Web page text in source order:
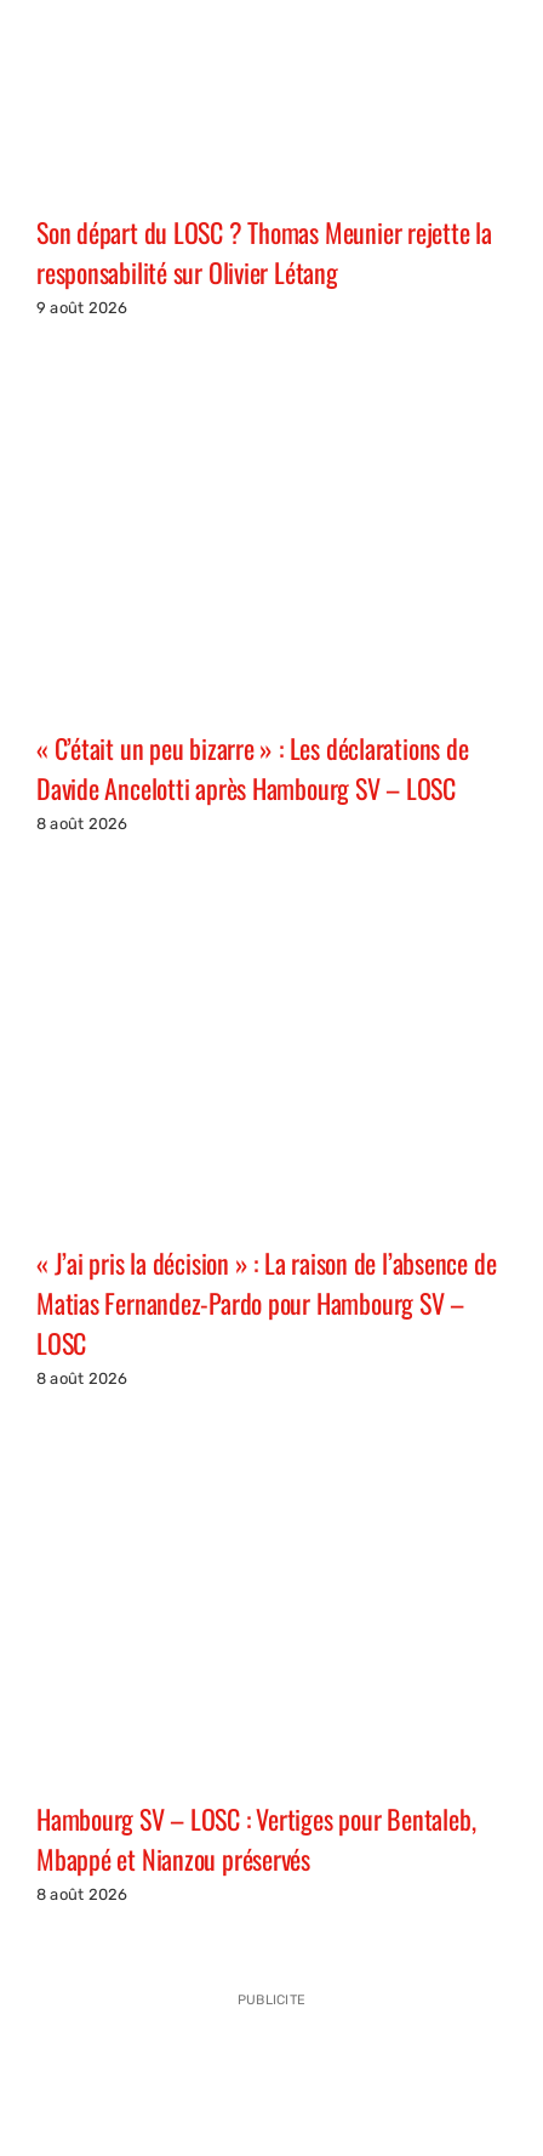
Son départ du LOSC ? Thomas Meunier rejette la
responsabilité sur Olivier Létang
9 août 2026
« C’était un peu bizarre » : Les déclarations de
Davide Ancelotti après Hambourg SV – LOSC
8 août 2026
« J’ai pris la décision » : La raison de l’absence de
Matias Fernandez-Pardo pour Hambourg SV –
LOSC
8 août 2026
Hambourg SV – LOSC : Vertiges pour Bentaleb,
Mbappé et Nianzou préservés
8 août 2026
PUBLICITE